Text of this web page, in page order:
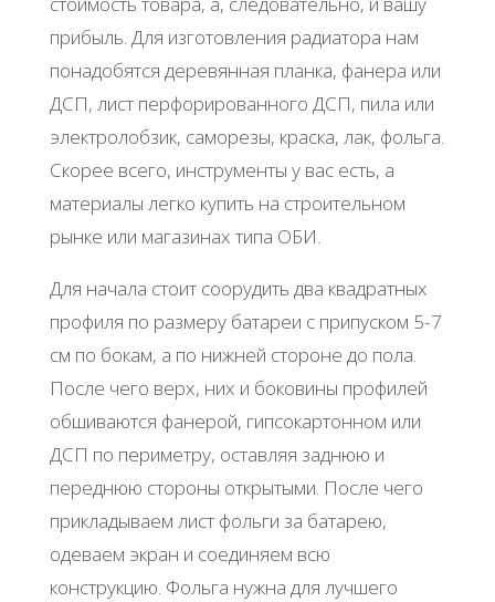
прибыль. Для изготовления радиатора нам
понадобятся деревянная планка, фанера или
ДСП, лист перфорированного ДСП, пила или
электролобзик, саморезы, краска, лак, фольга.
Скорее всего, инструменты у вас есть, а
материалы легко купить на строительном
рынке или магазинах типа ОБИ.
Для начала стоит соорудить два квадратных
профиля по размеру батареи с припуском 5-7
см по бокам, а по нижней стороне до пола.
После чего верх, них и боковины профилей
обшиваются фанерой, гипсокартонном или
ДСП по периметру, оставляя заднюю и
переднюю стороны открытыми. После чего
прикладываем лист фольги за батарею,
одеваем экран и соединяем всю
конструкцию. Фольга нужна для лучшего